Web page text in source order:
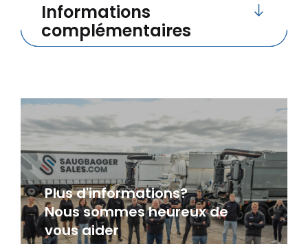
Plus d'informations?
Nous sommes heureux de
vous aider
Informations
complémentaires